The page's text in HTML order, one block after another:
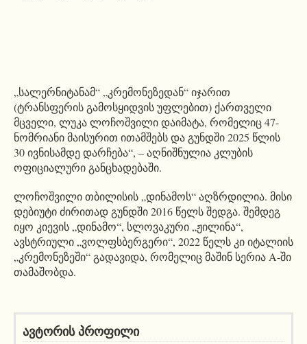
„სალერნიტანამ“ „კრემონეზედან“ იჯარით
(ტრანსფერის გამოსყიდვის უფლებით) ქართველი
მცველი, ლუკა ლოჩოშვილი დაიმატა, რომელიც 47-
ნომრიანი მაისურით ითამშებს და გუნდში 2025 წლის
30 ივნისამდე დარჩება“, – აღნიშნულია კლუბის
ოფიციალური განცხადებაში.
ლოჩოშვილი თბილისის „დინამოს“ აღზრდილია. მისი
დებიუტი ძირითად გუნდში 2016 წელს შედგა. შემდეგ
იყო კიევის „დინამო“, სლოვაკური „ჟილინა“,
ავსტრიული „ვოლფსბერგერი“, 2022 წელს კი იტალიის
„კრემონეზეში“ გადავიდა, რომელიც მაშინ სერია A-ში
თამაშობდა.
ავტორის პროფილი